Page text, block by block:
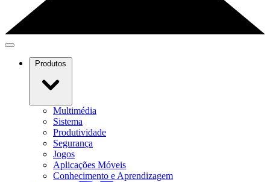
Produtos
Multimédia
Sistema
Produtividade
Segurança
Jogos
Aplicações Móveis
Conhecimento e Aprendizagem